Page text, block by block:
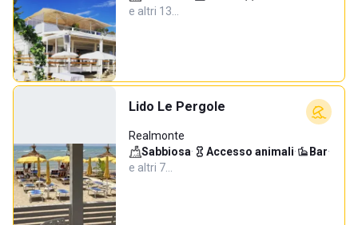
e altri 13…
Lido Le Pergole
Realmonte
Sabbiosa· Accesso animali· Bar·
e altri 7…